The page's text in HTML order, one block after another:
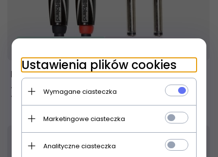
Roland RCC152814 kabel 2x jack - 2x jack
4,5m
129, 00 PLN
% TANIEJ
Ustawienia plików cookies
Wymagane ciasteczka
Marketingowe ciasteczka
Analityczne ciasteczka